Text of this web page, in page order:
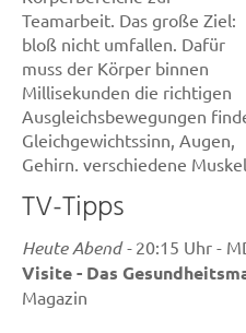
Teamarbeit. Das große Ziel:
bloß nicht umfallen. Dafür
muss der Körper binnen
Millisekunden die richtigen
Ausgleichsbewegungen
Gleichgewichtssinn, Augen,
Gehirn, verschiedene
dabei mit. Die Balance immer
mal wieder gezielt zu
trainieren, ist eine gute Idee.
Denn das stärkt unter
die Tiefenmuskulatur rund um
TV-Tipps
Heute Abend -20:15 Uhr -
Visite - Das
Magazin